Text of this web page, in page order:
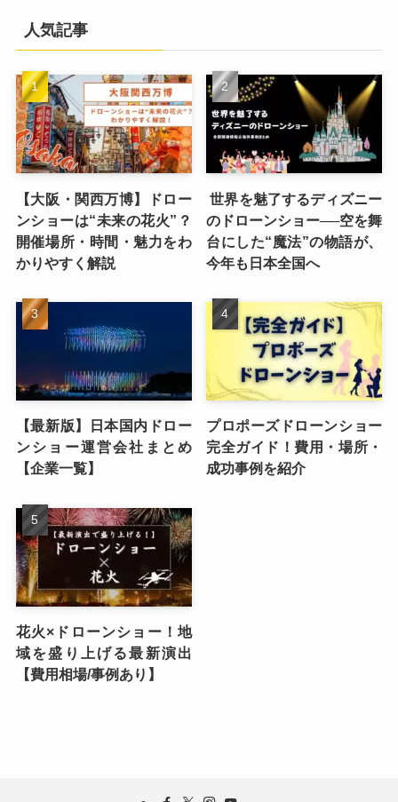
人気記事
【大阪・関西万博】ドロー
ンショーは“未来の花火”？
開催場所・時間・魅力をわ
かりやすく解説
世界を魅了するディズニー
のドローンショー──空を舞
台にした“魔法”の物語が、
今年も日本全国へ
【最新版】日本国内ドロー
ンショー運営会社まとめ
【企業一覧】
プロポーズドローンショー
完全ガイド！費用・場所・
成功事例を紹介
花火×ドローンショー！地
域を盛り上げる最新演出
【費用相場/事例あり】